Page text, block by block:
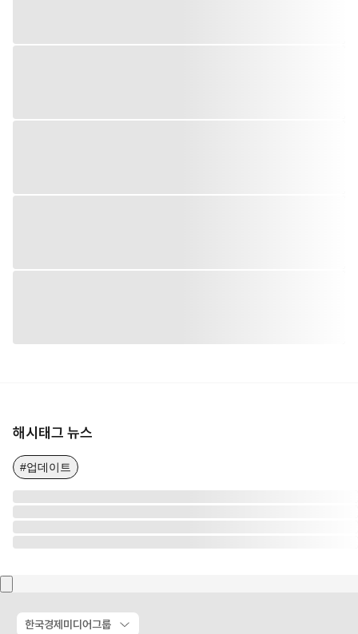
해시태그 뉴스
#업데이트
한국경제미디어그룹